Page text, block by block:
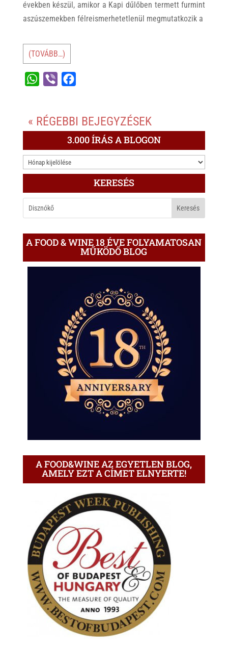
években készül, amikor a Kapi dűlőben termett furmint
aszúszemekben félreismerhetetlenül megmutatkozik a
(TOVÁBB…)
t
A
p
e
b
o
« RÉGEBBI BEJEGYZÉSEK
3.000 ÍRÁS A BLOGON
3.000
ÍRÁS
BLOGON
KERESÉS
A FOOD & WINE 18 ÉVE FOLYAMATOSAN
MŰKÖDŐ BLOG
A FOOD&WINE AZ EGYETLEN BLOG,
AMELY EZT A CÍMET ELNYERTE!